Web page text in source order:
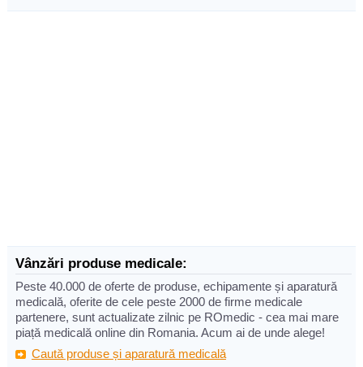
Vânzări produse medicale:
Peste 40.000 de oferte de produse, echipamente și aparatură
medicală, oferite de cele peste 2000 de firme medicale
partenere, sunt actualizate zilnic pe ROmedic - cea mai mare
piață medicală online din Romania. Acum ai de unde alege!
Caută produse și aparatură medicală